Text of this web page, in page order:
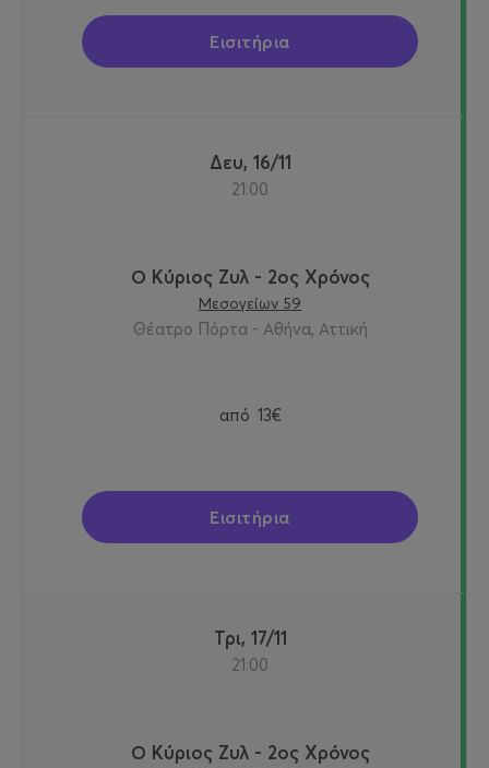
Εισιτήρια
Δευ, 16/11
21:00
Ο Κύριος Ζυλ - 2ος Χρόνος
Μεσογείων 59
Θέατρο Πόρτα - Αθήνα, Αττική
από 13€
Εισιτήρια
Τρι, 17/11
21:00
Ο Κύριος Ζυλ - 2ος Χρόνος